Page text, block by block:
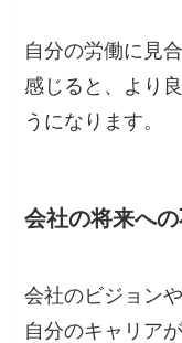
自分の労働に見
感じると、より
うになります。
会社の将来へ
会社のビジョン
自分のキャリア